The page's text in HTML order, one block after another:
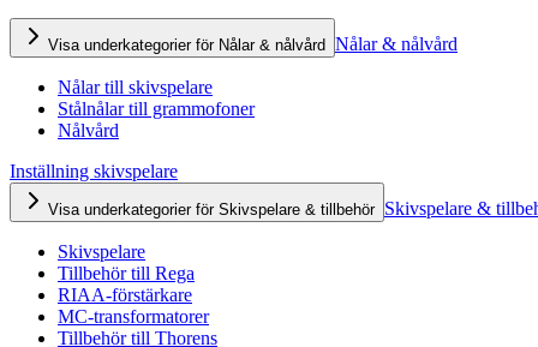
Visa underkategorier för Nålar & nålvård Nålar & nålvård
Nålar till skivspelare
Stålnålar till grammofoner
Nålvård
Inställning skivspelare
Visa underkategorier för Skivspelare & tillbehör Skivspelare &
Skivspelare
Tillbehör till Rega
RIAA-förstärkare
MC-transformatorer
Tillbehör till Thorens